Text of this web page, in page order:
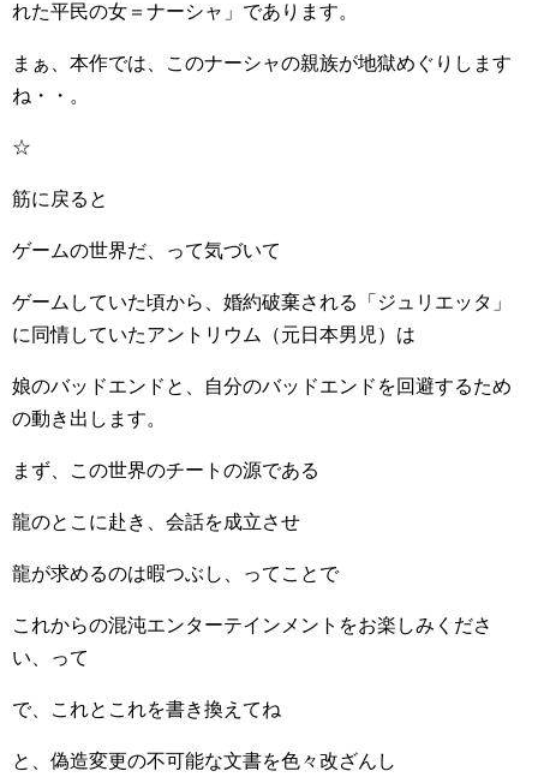
れた平民の女＝ナーシャ」であります。
まぁ、本作では、このナーシャの親族が地獄めぐりします
ね・・。
☆
筋に戻ると
ゲームの世界だ、って気づいて
ゲームしていた頃から、婚約破棄される「ジュリエッタ」
に同情していたアントリウム（元日本男児）は
娘のバッドエンドと、自分のバッドエンドを回避するため
の動き出します。
まず、この世界のチートの源である
龍のとこに赴き、会話を成立させ
龍が求めるのは暇つぶし、ってことで
これからの混沌エンターテインメントをお楽しみくださ
い、って
で、これとこれを書き換えてね
と、偽造変更の不可能な文書を色々改ざんし